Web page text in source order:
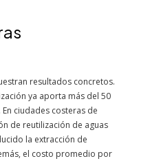
resultados concretos.
ya aporta más del 50
ciudades costeras de
de reutilización de aguas
la extracción de
el costo promedio por